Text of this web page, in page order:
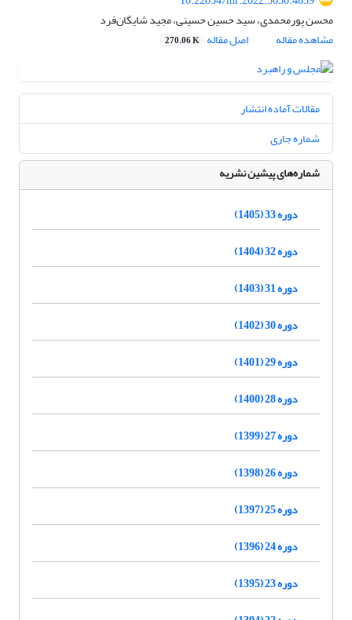
محسن پورمحمدی، سید حسین حسینی، مجید شایگان‌فرد
مشاهده مقاله
اصل مقاله 270.06 K
مقالات آماده انتشار
شماره جاری
شماره‌های پیشین نشریه
دوره 33 (1405)
دوره 32 (1404)
دوره 31 (1403)
دوره 30 (1402)
دوره 29 (1401)
دوره 28 (1400)
دوره 27 (1399)
دوره 26 (1398)
دوره 25 (1397)
دوره 24 (1396)
دوره 23 (1395)